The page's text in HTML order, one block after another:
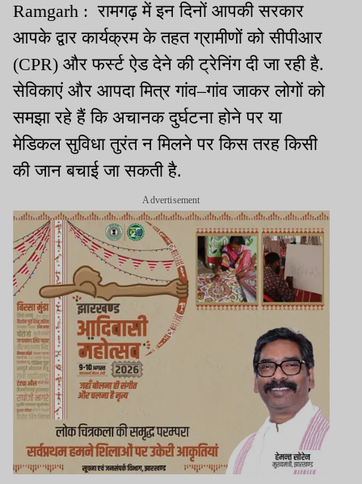
Ramgarh : रामगढ़ में इन दिनों आपकी सरकार
आपके द्वार कार्यक्रम के तहत ग्रामीणों को सीपीआर
(CPR) और फर्स्ट ऐड देने की ट्रेनिंग दी जा रही है.
सेविकाएं और आपदा मित्र गांव–गांव जाकर लोगों को
समझा रहे हैं कि अचानक दुर्घटना होने पर या
मेडिकल सुविधा तुरंत न मिलने पर किस तरह किसी
की जान बचाई जा सकती है.
Advertisement